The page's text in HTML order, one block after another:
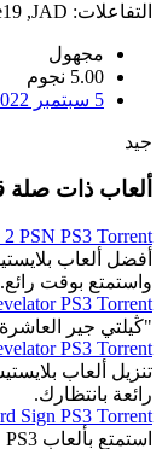
التفاعلات: JAD
,
مجهول
5.00 نجوم
5 سبتمبر 2022
جيد
ألعاب ذات صلة
PSN PS3 Torrent
أفضل ألعاب
واستمتع بوقت رائع.
PS3 Torrent
"ڭيلتي جير
PS3 Torrent
تنزيل ألعاب
رائعة بانتظارك.
Sign PS3 Torrent